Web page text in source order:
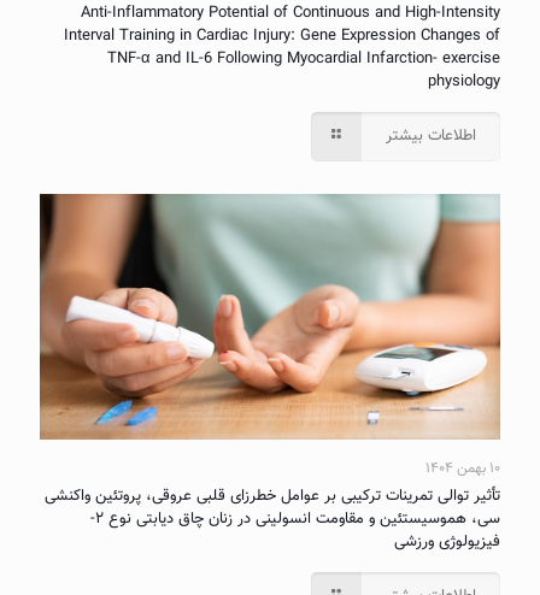
Anti-Inflammatory Potential of Continuous and High-Intensity
Interval Training in Cardiac Injury: Gene Expression Changes of
TNF-α and IL-6 Following Myocardial Infarction- exercise
physiology
اطلاعات بیشتر
۱۰ بهمن ۱۴۰۴
تأثیر توالی تمرینات ترکیبی بر عوامل خطرزای قلبی عروقی، پروتئین واکنشی
سی، هموسیستئین و مقاومت انسولینی در زنان چاق دیابتی نوع ۲-
فیزیولوژی ورزشی